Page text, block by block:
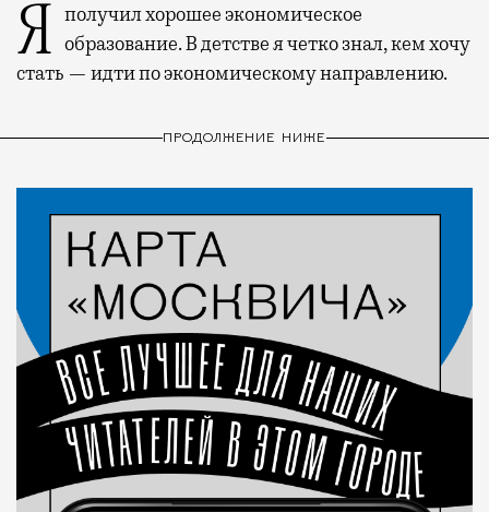
Я получил хорошее экономическое образование. В детстве я четко знал, кем хочу
стать — идти по экономическому направлению.
ПРОДОЛЖЕНИЕ НИЖЕ